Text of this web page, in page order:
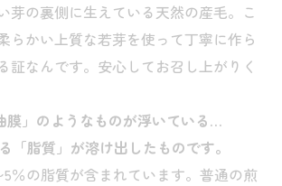
芽の裏側に生えている天然の産毛。こ
らかい上質な若芽を使って丁寧に作ら
証なんです。安心してお召し上がりく
膜」のようなものが浮いている…
「脂質」が溶け出したものです。
％の脂質が含まれています。普通の煎